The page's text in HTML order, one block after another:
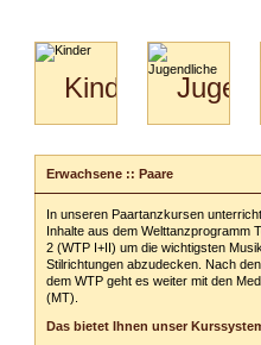
Kinder
Kids
&
Kiga-
Kids
3-
6
Erwachsene :: Paare
In unseren Paartanzkursen
Inhalte aus dem Welttanzprogramm
2 (WTP I+II) um die wichtigsten
Stilrichtungen abzudecken. Nach
dem WTP geht es weiter mit den
(MT).
Das bietet Ihnen unser